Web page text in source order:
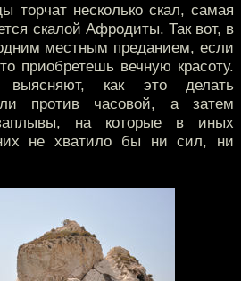
торчат несколько скал, самая
скалой Афродиты. Так вот, в
местным преданием, если
приобретешь вечную красоту.
как это делать
против часовой, а затем
на которые в иных
не хватило бы ни сил, ни